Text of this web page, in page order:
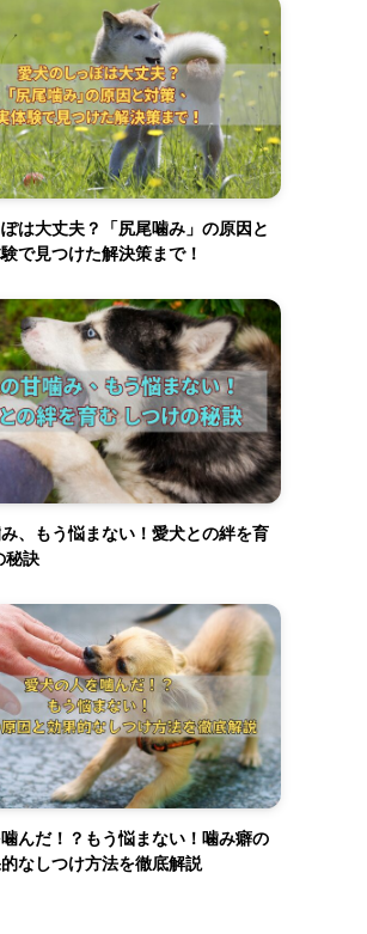
は大丈夫？「尻尾噛み」の原因と
で見つけた解決策まで！
、もう悩まない！愛犬との絆を育
秘訣
んだ！？もう悩まない！噛み癖の
なしつけ方法を徹底解説